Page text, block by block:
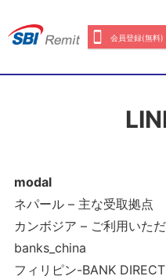
会員登録(無料)
modal
ネパール – 主な受取拠点
カンボジア – ご利用いた
banks_china
フィリピン-BANK DIRECT